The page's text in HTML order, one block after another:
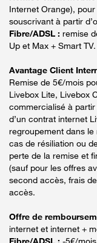
Internet Orange),
souscrivant à partir
Fibre/ADSL : remise
Up et Max + Smart TV.
Avantage Client
Remise de 5€/mois
Livebox Lite, Livebox
commercialisé à
d’un contrat internet
regroupement dans
cas de résiliation ou
perte de la remise et
(sauf pour les offres
second accès, frais
accès.
Offre de
internet et internet +
Fibre/ADSL : -5€/